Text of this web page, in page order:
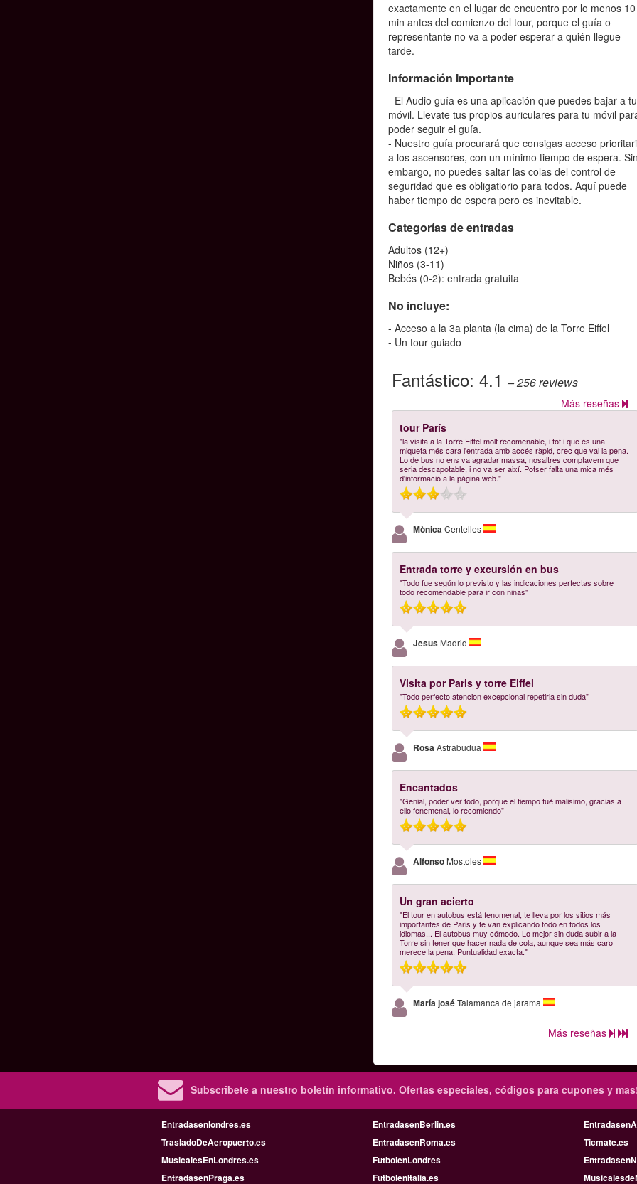
exactamente en el lugar de encuentro por lo menos 10
min antes del comienzo del tour, porque el guía o
representante no va a poder esperar a quién llegue
tarde.
Información Importante
- El Audio guía es una aplicación que puedes bajar a tu
móvil. Llevate tus propios auriculares para tu móvil
poder seguir el guía.
- Nuestro guía procurará que consigas acceso
a los ascensores, con un mínimo tiempo de espera. Sin
embargo, no puedes saltar las colas del control de
seguridad que es obligatiorio para todos. Aquí puede
haber tiempo de espera pero es inevitable.
Categorías de entradas
Adultos (12+)
Niños (3-11)
Bebés (0-2): entrada gratuita
No incluye:
- Acceso a la 3a planta (la cima) de la Torre Eiffel
- Un tour guiado
Fantástico:4.1– 256reviews
Más reseñas
tour París
"la visita a la Torre Eiffel molt recomenable, i tot i que és una
miqueta més cara l'entrada amb accés ràpid, crec que val la pena.
Lo de bus no ens va agradar massa, nosaltres comptavem que
seria descapotable, i no va ser així. Potser falta una mica més
d'informació a la pàgina web."
MònicaCentelles
Entrada torre y excursión en bus
"Todo fue según lo previsto y las indicaciones perfectas sobre
todo recomendable para ir con niñas"
Jesus Madrid
Visita por Paris y torre Eiffel
"Todo perfecto atencion excepcional repetiria sin duda"
RosaAstrabudua
Encantados
"Genial, poder ver todo, porque el tiempo fué malisimo, gracias a
ello fenemenal, lo recomiendo"
Alfonso Mostoles
Un gran acierto
"El tour en autobus está fenomenal, te lleva por los sitios más
importantes de Paris y te van explicando todo en todos los
idiomas... El autobus muy cómodo. Lo mejor sin duda subir a la
Torre sin tener que hacer nada de cola, aunque sea más caro
merece la pena. Puntualidad exacta."
María joséTalamanca de jarama
Más reseñas
Subscribete a nuestro boletín informativo. Ofertas especiales, códigos para cupones y
Entradasenlondres.es EntradasenBerlin.es
TrasladoDeAeropuerto.es
EntradasenRoma.es
Ticmate.es
MusicalesEnLondres.es
FutbolenLondres
EntradasenPraga.es
FutbolenItalia.es